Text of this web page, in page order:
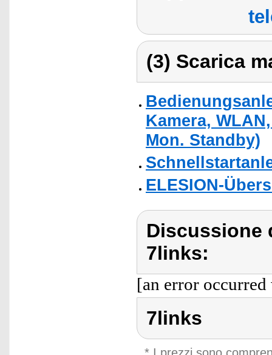
(3) Scarica
Kamera,
Mon. Standby)
ELESION-
Discussione
7links:
[an error
7links